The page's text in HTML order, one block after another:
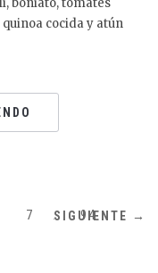
boniato, tomates
cocida y atún
7 … 94
SIGUIENTE →